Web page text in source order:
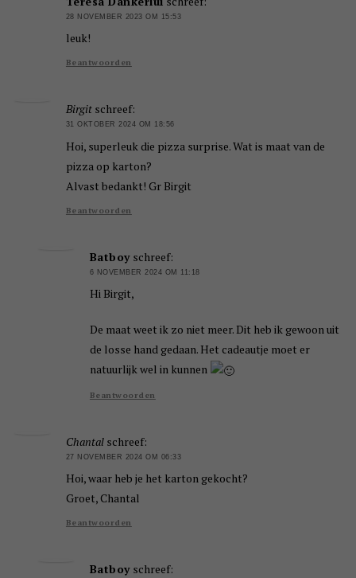
28 NOVEMBER 2023 OM 15:53
leuk!
Beantwoorden
Birgit schreef:
31 OKTOBER 2024 OM 18:56
Hoi, superleuk die pizza surprise. Wat is maat van de
pizza op karton?
Alvast bedankt! Gr Birgit
Beantwoorden
Batboy schreef:
6 NOVEMBER 2024 OM 11:18
Hi Birgit,
De maat weet ik zo niet meer. Dit heb ik gewoon uit
de losse hand gedaan. Het cadeautje moet er
natuurlijk wel in kunnen
Beantwoorden
Chantal schreef:
27 NOVEMBER 2024 OM 06:33
Hoi, waar heb je het karton gekocht?
Groet, Chantal
Beantwoorden
Batboy schreef: